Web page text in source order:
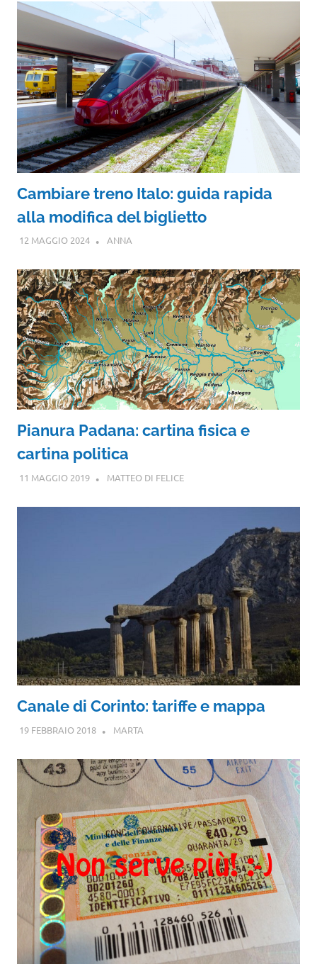
Cambiare treno Italo: guida rapida
alla modifica del biglietto
12 MAGGIO 2024 ANNA
Pianura Padana: cartina fisica e
cartina politica
11 MAGGIO 2019 MATTEO DI FELICE
Canale di Corinto: tariffe e mappa
19 FEBBRAIO 2018 MARTA